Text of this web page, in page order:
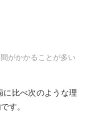
がかかることが多い
に比べ次のような理
す。